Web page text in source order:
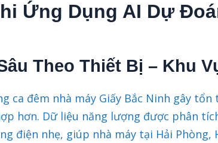
Ứng Dụng AI Dự
Theo Thiết Bị – Khu
ca đêm nhà máy Giấy Bắc Ninh gây tổn
hơn. Dữ liệu năng lượng được phân
điện nhẹ, giúp nhà máy tại Hải Phòng,